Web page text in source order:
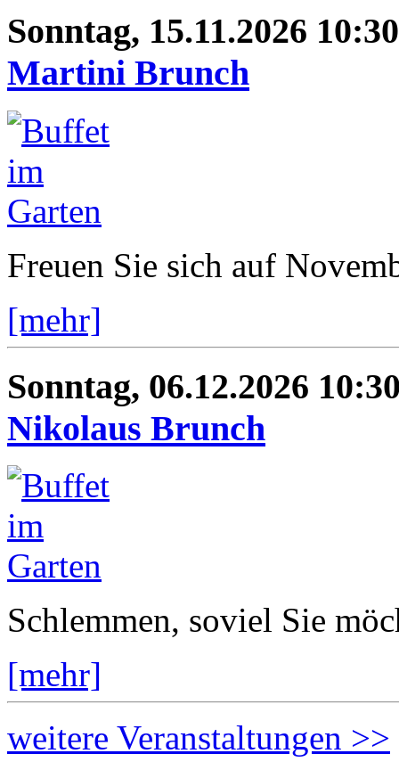
Sonntag, 15.11.2026 10:30
Martini Brunch
Freuen Sie sich auf
[mehr]
Sonntag, 06.12.2026
Nikolaus Brunch
Schlemmen, soviel Sie
[mehr]
weitere Veranstaltungen >>